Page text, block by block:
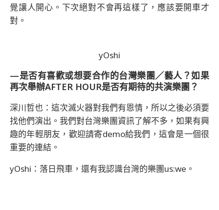
覺讓人開心。下次絕對不會再這樣了，應該要開車才
對。
yOshi
—是否有喜歡或想要合作的台灣樂團／藝人？如果
再次舉辦AFTER HOUR是否有期待的共演樂團？
深川哲也：這次滅火器對我們有恩情，所以之後必須要
找他們演出。我們對台灣樂團資訊了解不多，如果有興
趣的年輕朋友，歡迎請寄demo給我們，這會是一個很
重要的連結。
yOshi：落日飛車，還有我認識台灣的樂團us:we。